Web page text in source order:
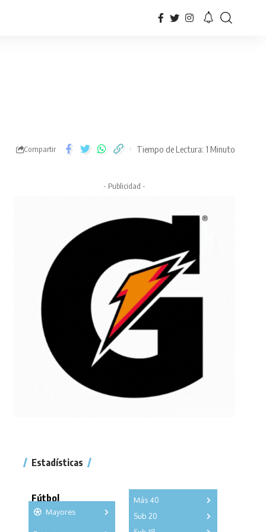
Compartir Tiempo de Lectura: 1 Minuto
- Publicidad -
Estadísticas
Fútbol
Mayores
Más 40
Sub 20